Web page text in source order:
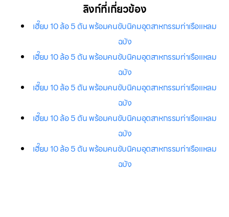
ลิงก์ที่เกี่ยวข้อง
เฮี๊ยบ 10 ล้อ 5 ตัน พร้อมคนขับนิคมอุตสาหกรรมท่าเรือแหลม
ฉบัง
เฮี๊ยบ 10 ล้อ 5 ตัน พร้อมคนขับนิคมอุตสาหกรรมท่าเรือแหลม
ฉบัง
เฮี๊ยบ 10 ล้อ 5 ตัน พร้อมคนขับนิคมอุตสาหกรรมท่าเรือแหลม
ฉบัง
เฮี๊ยบ 10 ล้อ 5 ตัน พร้อมคนขับนิคมอุตสาหกรรมท่าเรือแหลม
ฉบัง
เฮี๊ยบ 10 ล้อ 5 ตัน พร้อมคนขับนิคมอุตสาหกรรมท่าเรือแหลม
ฉบัง